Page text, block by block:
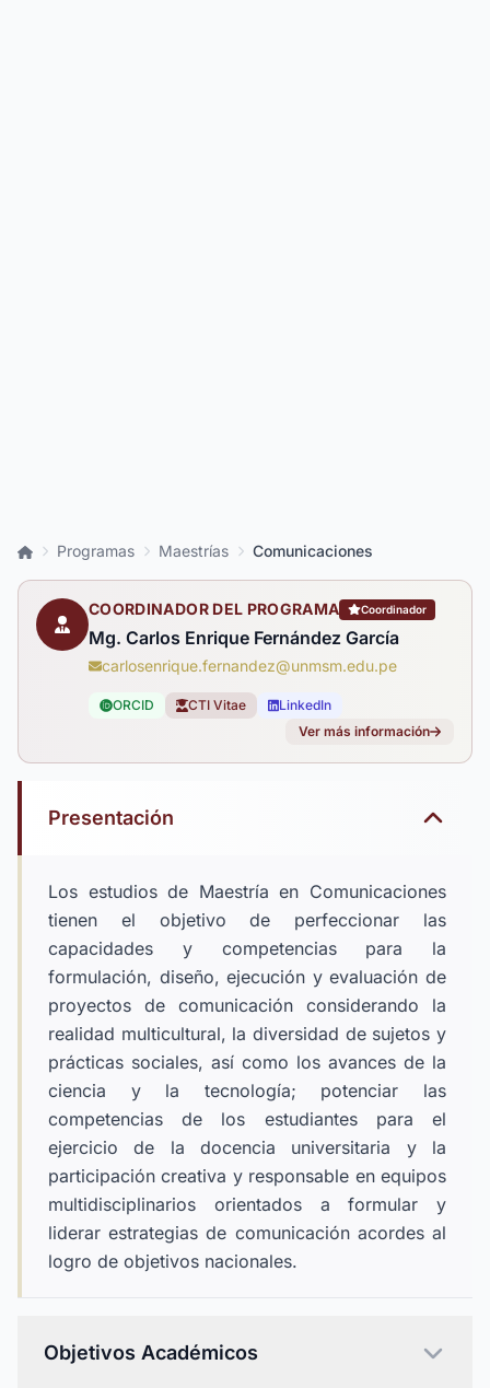
InicioProgramas Maestrías Comunicaciones
COORDINADOR DEL PROGRAMA Coordinador
Mg. Carlos Enrique Fernández García
carlosenrique.fernandez@unmsm.edu.pe
ORCID CTI Vitae
LinkedIn
Ver más información
Presentación
Los estudios de Maestría en Comunicaciones
tienen el objetivo de perfeccionar las
capacidades y competencias para la
formulación, diseño, ejecución y evaluación de
proyectos de comunicación considerando la
realidad multicultural, la diversidad de sujetos y
prácticas sociales, así como los avances de la
ciencia y la tecnología; potenciar las
competencias de los estudiantes para el
ejercicio de la docencia universitaria y la
participación creativa y responsable en equipos
multidisciplinarios orientados a formular y
liderar estrategias de comunicación acordes al
logro de objetivos nacionales.
Objetivos Académicos